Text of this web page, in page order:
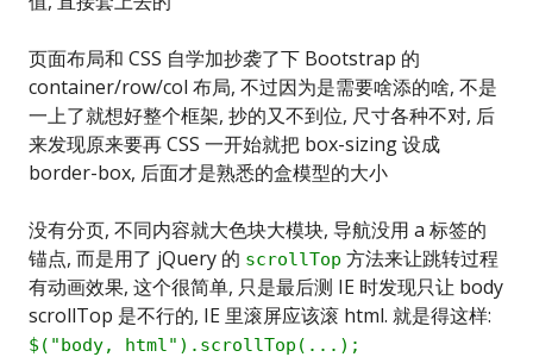
页面布局和 CSS 自学加抄袭了下 Bootstrap 的
container/row/col 布局, 不过因为是需要啥添的啥, 不是
一上了就想好整个框架, 抄的又不到位, 尺寸各种不对, 后
来发现原来要再 CSS 一开始就把 box-sizing 设成
border-box, 后面才是熟悉的盒模型的大小
没有分页, 不同内容就大色块大模块, 导航没用 a 标签的
锚点, 而是用了 jQuery 的 scrollTop 方法来让跳转过程
有动画效果, 这个很简单, 只是最后测 IE 时发现只让 body
scrollTop 是不行的, IE 里滚屏应该滚 html. 就是得这样:
$("body, html").scrollTop(...);